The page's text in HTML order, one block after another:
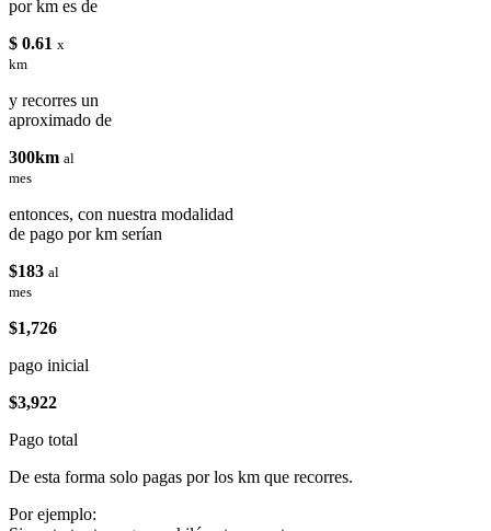
por km es de
$ 0.61 x
km
y recorres un
aproximado de
300km al
mes
entonces, con nuestra modalidad
de pago por km serían
$183 al
mes
$1,726
pago inicial
$3,922
Pago total
De esta forma solo pagas por los km que recorres.
Por ejemplo: